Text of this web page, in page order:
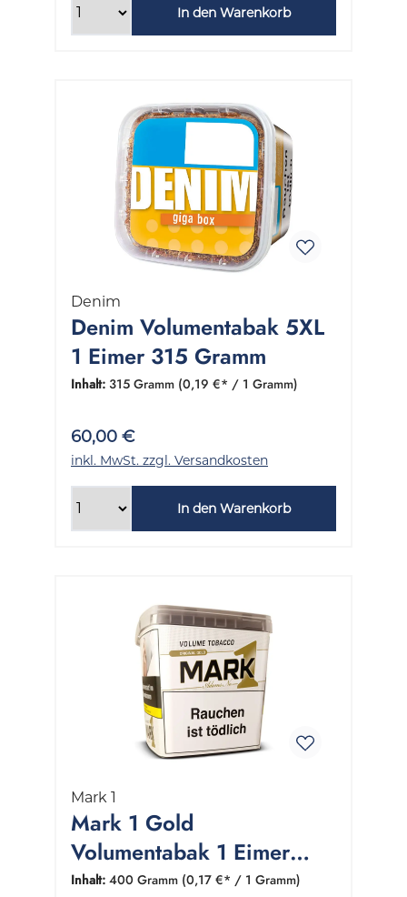
In den Warenkorb
Denim
Denim Volumentabak 5XL
1 Eimer 315 Gramm
Inhalt: 315 Gramm (0,19 €* / 1 Gramm)
60,00 €
inkl. MwSt. zzgl. Versandkosten
In den Warenkorb
Mark 1
Mark 1 Gold
Volumentabak 1 Eimer
400 Gramm
Inhalt: 400 Gramm (0,17 €* / 1 Gramm)